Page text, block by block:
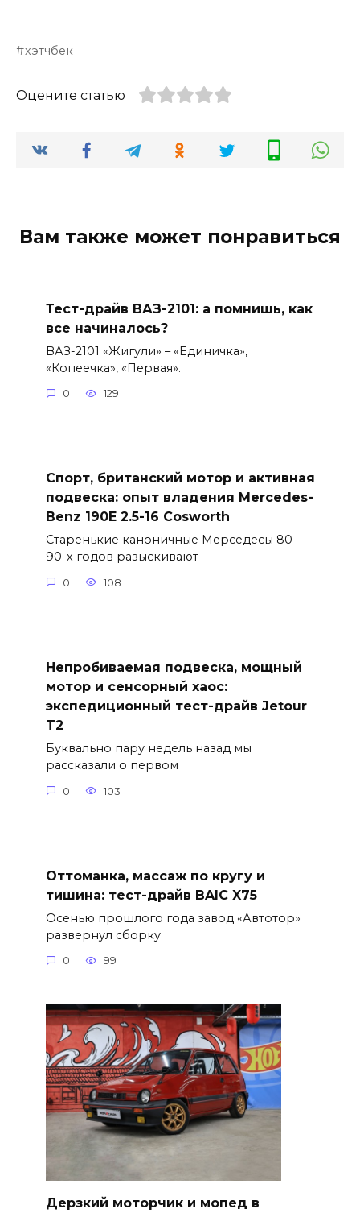
хэтчбек
Оцените статью
Вам также может понравиться
Тест-драйв ВАЗ-2101: а помнишь, как
все начиналось?
ВАЗ-2101 «Жигули» – «Единичка»,
«Копеечка», «Первая».
0 129
Спорт, британский мотор и активная
подвеска: опыт владения Mercedes-
Benz 190E 2.5-16 Cosworth
Старенькие каноничные Мерседесы 80-
90-х годов разыскивают
0 108
Непробиваемая подвеска, мощный
мотор и сенсорный хаос:
экспедиционный тест-драйв Jetour
T2
Буквально пару недель назад мы
рассказали о первом
0 103
Оттоманка, массаж по кругу и
тишина: тест-драйв BAIC X75
Осенью прошлого года завод «Автотор»
развернул сборку
0 99
Дерзкий моторчик и мопед в